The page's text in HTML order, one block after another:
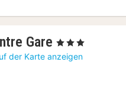
Gare 1
Nacht
, 3 Sterne
der Karte anzeigen